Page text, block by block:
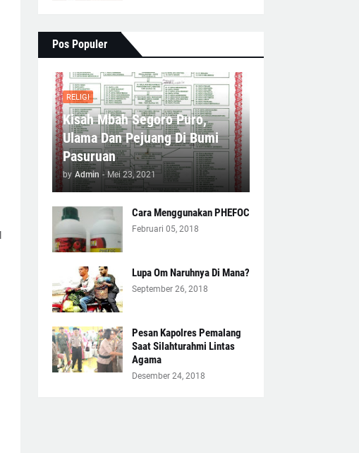
Pos Populer
RELIGI
Kisah Mbah Segoro Puro,
Ulama Dan Pejuang Di Bumi
Pasuruan
by Admin - Mei 23, 2021
Cara Menggunakan PHEFOC
Februari 05, 2018
Lupa Om Naruhnya Di Mana?
September 26, 2018
Pesan Kapolres Pemalang
Saat Silahturahmi Lintas
Agama
Desember 24, 2018